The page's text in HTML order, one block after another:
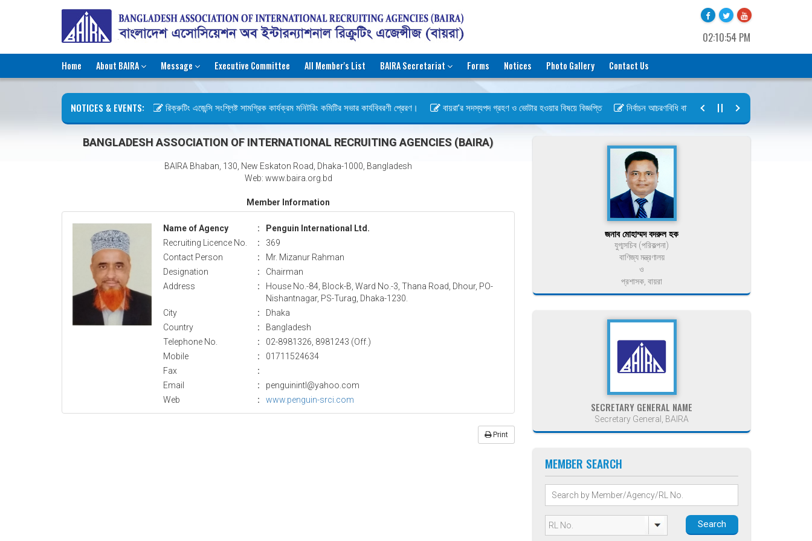
02:10:54 PM
Home About BAIRA Message Executive Committee All Member's List BAIRA Secretariat Forms Notices Photo Gallery Contact Us
NOTICES & EVENTS: রিক্রুটিং এজেন্সি সংশ্লিষ্ট সামগ্রিক কার্যক্রম মনিটরিং কমিটির সভার কার্যবিবরণী প্রেরণ। বায়রা’র সদস্যপদ গ্রহণ ও ভোটার হওয়ার বিষয়ে বিজ্ঞপ্তি নির্বাচন আচরণবিধি বায়রা ২০২৬-২০২৮
BANGLADESH ASSOCIATION OF INTERNATIONAL RECRUITING AGENCIES (BAIRA)
BAIRA Bhaban, 130, New Eskaton Road, Dhaka-1000, Bangladesh
Web: www.baira.org.bd
Member Information
Name of Agency :
Penguin International Ltd.
Recruiting Licence No.
:
369
Contact Person
:
Mr. Mizanur Rahman
Designation
:
Chairman
Address
:
House No.-84, Block-B, Ward No.-3, Thana Road, Dhour, PO-
Nishantnagar, PS-Turag, Dhaka-1230.
City
:
Dhaka
Country
:
Bangladesh
Telephone No.
:
02-8981326, 8981243 (Off.)
Mobile
:
01711524634
Fax
:
Email
:
penguinintl@yahoo.com
Web
: www.penguin-srci.com
Print
জনাব মোহাম্মদ বদরুল হক
যুগ্মসচিব (পরিকল্পনা)
বাণিজ্য মন্ত্রণালয়
ও
প্রশাসক, বায়রা
SECRETARY GENERAL NAME
Secretary General, BAIRA
MEMBER SEARCH
Search